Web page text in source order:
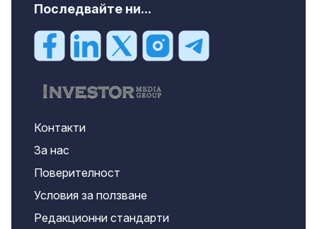
Последвайте ни...
Контакти
За нас
Поверителност
Условия за ползване
Редакционни стандарти